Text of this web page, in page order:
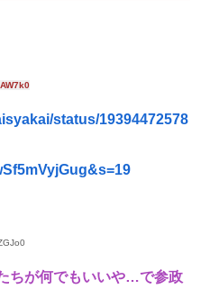
status/19394472578
ちが何でもいいや…で参政